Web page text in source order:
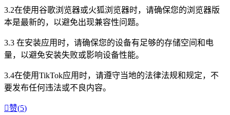
3.2在使用谷歌浏览器或火狐浏览器时，请确保您的浏览器版
本是最新的，以避免出现兼容性问题。
3.3 在安装应用时，请确保您的设备有足够的存储空间和电
量，以避免安装失败或影响设备性能。
3.4在使用TikTok应用时，请遵守当地的法律法规和规定，不
要发布任何违法或不良内容。
赞(5)